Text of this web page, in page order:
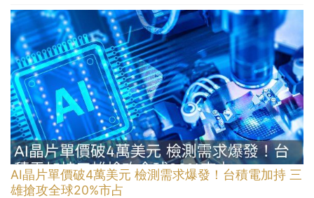
AI晶片單價破4萬美元 檢測需求爆發！台積電加持 三
雄搶攻全球20%市占